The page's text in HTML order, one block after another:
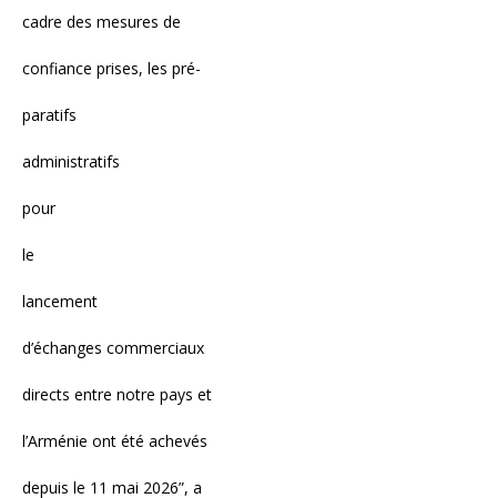
cadre des mesures de
confiance prises, les pré-
paratifs
administratifs
pour
le
lancement
d’échanges commerciaux
directs entre notre pays et
l’Arménie ont été achevés
depuis le 11 mai 2026”, a